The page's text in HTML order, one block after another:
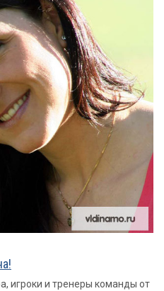
игроки и тренеры команды от